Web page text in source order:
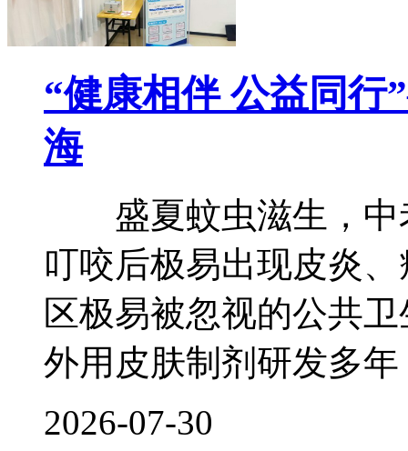
“健康相伴 公益同
海
盛夏蚊虫滋生，中
叮咬后极易出现皮炎
区极易被忽视的公共
外用皮肤制剂研发多年
2026-07-30